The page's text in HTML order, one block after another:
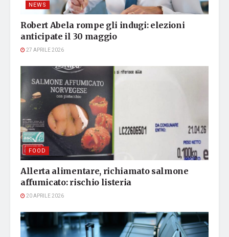
NEWS
Robert Abela rompe gli indugi: elezioni
anticipate il 30 maggio
27 APRILE 2026
FOOD
Allerta alimentare, richiamato salmone
affumicato: rischio listeria
20 APRILE 2026